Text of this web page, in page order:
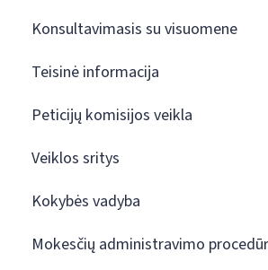
Konsultavimasis su visuomene
Teisinė informacija
Peticijų komisijos veikla
Veiklos sritys
Kokybės vadyba
Mokesčių administravimo